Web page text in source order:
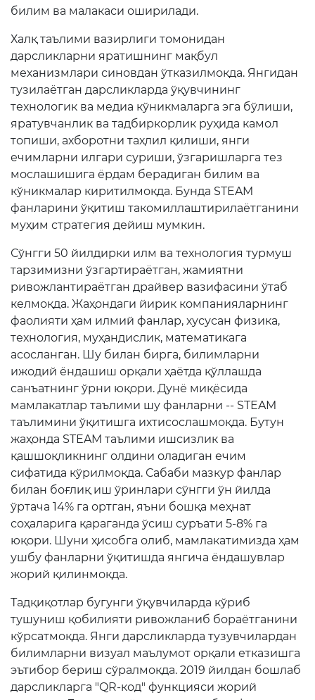
билим ва малакаси оширилади.
Халқ таълими вазирлиги томонидан
дарсликларни яратишнинг мақбул
механизмлари синовдан ўтказилмоқда. Янгидан
тузилаётган дарсликларда ўқувчининг
технологик ва медиа кўникмаларга эга бўлиши,
яратувчанлик ва тадбиркорлик руҳида камол
топиши, ахборотни таҳлил қилиши, янги
ечимларни илгари суриши, ўзгаришларга тез
мослашишига ёрдам берадиган билим ва
кўникмалар киритилмоқда. Бунда STEAM
фанларини ўқитиш такомиллаштирилаётганини
муҳим стратегия дейиш мумкин.
Сўнгги 50 йилдирки илм ва технология турмуш
тарзимизни ўзгартираётган, жамиятни
ривожлантираётган драйвер вазифасини ўтаб
келмоқда. Жаҳондаги йирик компанияларнинг
фаолияти ҳам илмий фанлар, хусусан физика,
технология, муҳандислик, математикага
асосланган. Шу билан бирга, билимларни
ижодий ёндашиш орқали ҳаётда қўллашда
санъатнинг ўрни юқори. Дунё миқёсида
мамлакатлар таълими шу фанларни -- STEAM
таълимини ўқитишга ихтисослашмоқда. Бутун
жаҳонда STEAM таълими ишсизлик ва
қашшоқликнинг олдини оладиган ечим
сифатида кўрилмоқда. Сабаби мазкур фанлар
билан боғлиқ иш ўринлари сўнгги ўн йилда
ўртача 14% га ортган, яъни бошқа меҳнат
соҳаларига қараганда ўсиш суръати 5-8% га
юқори. Шуни ҳисобга олиб, мамлакатимизда ҳам
ушбу фанларни ўқитишда янгича ёндашувлар
жорий қилинмоқда.
Тадқиқотлар бугунги ўқувчиларда кўриб
тушуниш қобилияти ривожланиб бораётганини
кўрсатмоқда. Янги дарсликларда тузувчилардан
билимларни визуал маълумот орқали етказишга
эътибор бериш сўралмоқда. 2019 йилдан бошлаб
дарсликларга "QR-код" функцияси жорий